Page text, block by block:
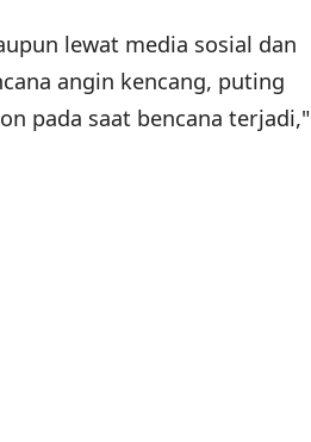
lewat media sosial dan
angin kencang, puting
pada saat bencana terjadi,"